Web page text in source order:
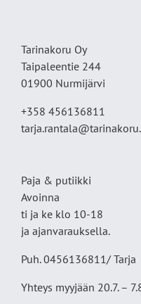
Tarinakoru Oy
Taipaleentie 244
01900 Nurmijärvi
+358 456136811
Paja & putiikki
Avoinna
ti ja ke klo 10-18
ja ajanvarauksella.
Puh. 0456136811/ Tarja
Yhteys myyjään 20.7. –